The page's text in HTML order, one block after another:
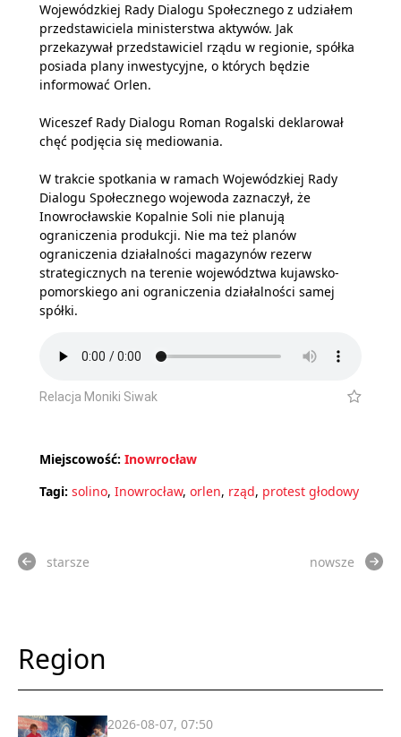
Wojewódzkiej Rady Dialogu Społecznego z udziałem
przedstawiciela ministerstwa aktywów. Jak
przekazywał przedstawiciel rządu w regionie, spółka
posiada plany inwestycyjne, o których będzie
informować Orlen.
Wiceszef Rady Dialogu Roman Rogalski deklarował
chęć podjęcia się mediowania.
W trakcie spotkania w ramach Wojewódzkiej Rady
Dialogu Społecznego wojewoda zaznaczył, że
Inowrocławskie Kopalnie Soli nie planują
ograniczenia produkcji. Nie ma też planów
ograniczenia działalności magazynów rezerw
strategicznych na terenie województwa kujawsko-
pomorskiego ani ograniczenia działalności samej
spółki.
Relacja Moniki Siwak
Miejscowość: Inowrocław
Tagi: solino, Inowrocław, orlen, rząd, protest głodowy
starsze nowsze
Region
2026-08-07, 07:50